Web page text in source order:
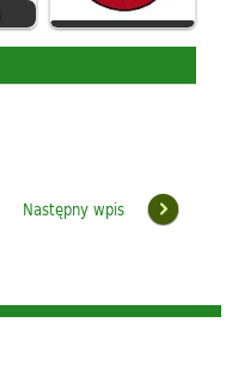
Następny wpis